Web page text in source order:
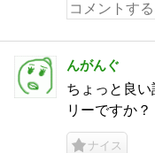
んがんぐ
ちょっと良
リーですか？
ナイス